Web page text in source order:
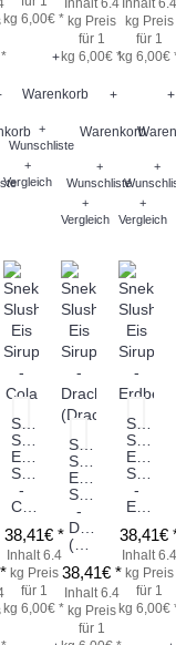
kg 6,00€ *
+
Warenkorb
+
Wunschliste
+
Vergleich
Inhalt 6.4
kg Preis
für 1
kg 6,00€ *
+
Warenkorb
+
Wunschliste
+
Vergleich
Inhalt 6.4
kg Preis
für 1
kg 6,00€
+
+
+
Vergleich
Sneky
Slush
Eis
Sirup
-
38,41€ *
Inhalt 6.4
kg Preis
für 1
kg 6,00€ *
Sneky
Slush
Eis
Sirup
-
Drachenblut
38,41€ *
Inhalt 6.4
kg Preis
für 1
Sneky
Slush
Eis
Sirup
-
38,41€
Inhalt 6.4
kg Preis
für 1
kg 6,00€